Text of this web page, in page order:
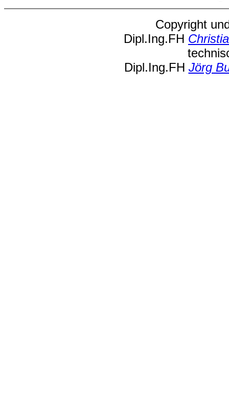
Copyright
Dipl.Ing.FH
Dipl.Ing.FH Jörg